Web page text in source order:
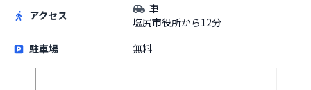
アクセス
車
塩尻市役所から12分
駐車場
無料